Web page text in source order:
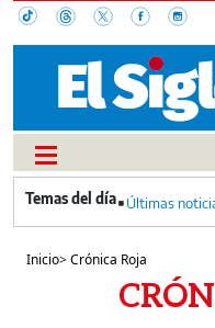
Últimas
Inicio>Crónica Roja